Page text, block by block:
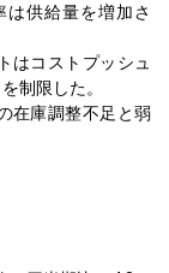
供給量を増加さ
はコストプッシュ
制限した。
在庫調整不足と弱